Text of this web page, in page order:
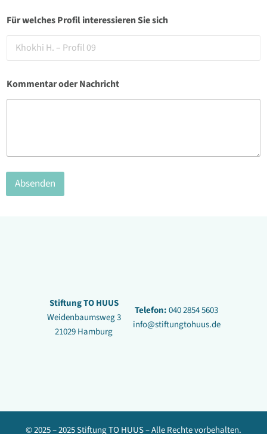
ü
rFür welches Profil interessieren Sie sich
Kommentar oder Nachricht
Absenden
Stiftung TO HUUS
Weidenbaumsweg 3
21029 Hamburg
Telefon:040 2854 5603
info@stiftungtohuus.de
© 2025 – 2025 Stiftung TO HUUS – Alle Rechte vorbehalten.